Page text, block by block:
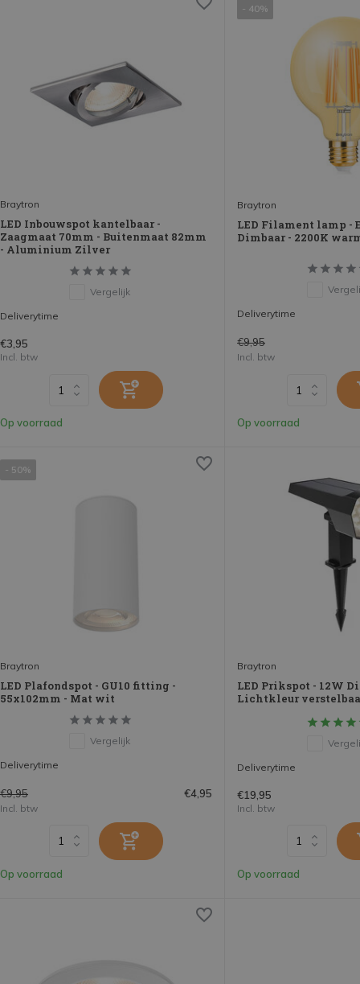
Braytron
LED Inbouwspot kantelbaar -
Zaagmaat 70mm - Buitenmaat 82mm
- Aluminium Zilver
Vergelijk
Deliverytime
€3,95
Incl. btw
Op voorraad
- 40%
Braytron
LED Filament lamp -
Dimbaar - 2200K
Deliverytime
€9,95
Incl. btw
Op voorraad
- 50%
Braytron
LED Plafondspot - GU10 fitting -
55x102mm - Mat wit
Vergelijk
Deliverytime
€9,95 €4,95
Incl. btw
Op voorraad
Braytron
LED Prikspot - 12W
Lichtkleur
Deliverytime
€19,95
Incl. btw
Op voorraad